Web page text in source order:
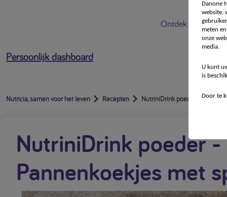
Ontdek Nutricia
Persoonlijk dashboard
Nutricia, samen voor het leven Recepten NutriniDrink poeder -
NutriniDrink poeder -
Pannenkoekjes met
Danone
website,
meten
onze
media.
U kunt
is
Door te